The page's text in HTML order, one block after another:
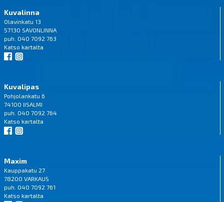
Kuvalinna
Olavinkatu 13
57130 SAVONLINNA
puh. 040 7092 763
Katso kartalta
Kuvalipas
Pohjolankatu 6
74100 IISALMI
puh. 040 7092 764
Katso kartalta
Maxim
Kauppakatu 27
78200 VARKAUS
puh. 040 7092 761
Katso kartalta